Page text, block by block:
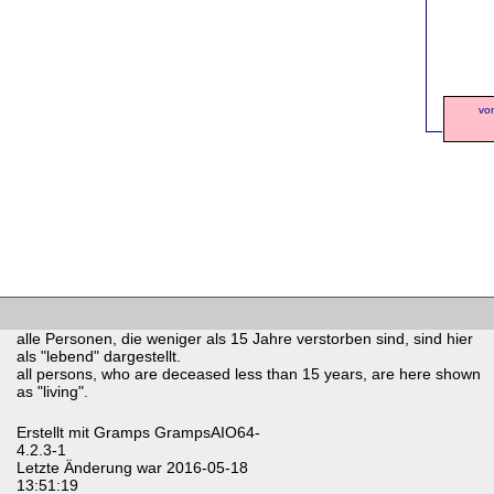
alle Personen, die weniger als 15 Jahre verstorben sind, sind hier
als "lebend" dargestellt.
all persons, who are deceased less than 15 years, are here shown
as "living".
Erstellt mit Gramps GrampsAIO64-
4.2.3-1
Letzte Änderung war 2016-05-18
13:51:19